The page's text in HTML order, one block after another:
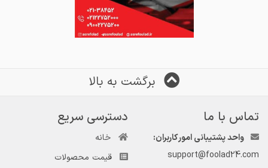
برگشت به بالا
تماس با ما
واحد پشتیبانی امور کاربران:
support@foolad24.com
دسترسی سریع
خانه
قیمت محصولات